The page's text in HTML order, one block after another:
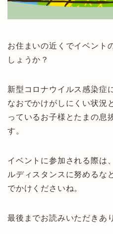
お住まいの近くでイベント
しょうか？
新型コロナウイルス感染症
なおでかけがしにくい状況
っているお子様とたまの息
す。
イベントに参加される際は
ルディスタンスに努めるな
でかけくださいね。
最後までお読みいただきあ